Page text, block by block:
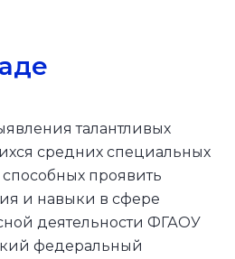
талантливых
средних специальных
проявить
и навыки в сфере
деятельности ФГАОУ
федеральный